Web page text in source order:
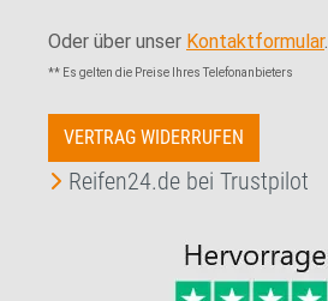
Oder über unser Kontaktformular.
** Es gelten die Preise Ihres Telefonanbieters
VERTRAG WIDERRUFEN
Reifen24.de bei Trustpilot